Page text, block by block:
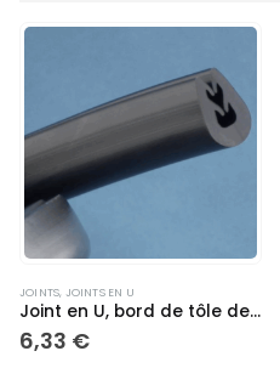
JOINTS, JOINTS EN U
Joint en U, bord de tôle de 0,5 à 2,5mm #F930
6,33 €